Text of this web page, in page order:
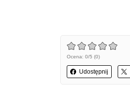
Ocena: 0/5 (0)
Udostępnij